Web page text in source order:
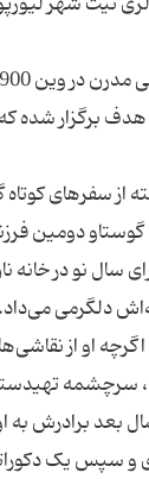
برگزار شده
‌آمد. گذشته از
نو در خانه
او از
و سال بعد
و سپس یک